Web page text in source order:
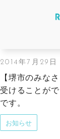
2014年7月29日
【堺市のみな
受けることが
です。
お知らせ